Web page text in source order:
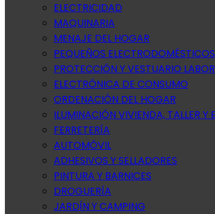
ELECTRICIDAD
MAQUINARIA
MENAJE DEL HOGAR
PEQUEÑOS ELECTRODOMÉSTICOS
PROTECCIÓN Y VESTUARIO
ELECTRÓNICA DE CONSUMO
ORDENACIÓN DEL HOGAR
ILUMINACIÓN VIVIENDA, TALLER Y
FERRETERÍA
AUTOMÓVIL
ADHESIVOS Y SELLADORES
PINTURA Y BARNICES
DROGUERÍA
JARDÍN Y CAMPING